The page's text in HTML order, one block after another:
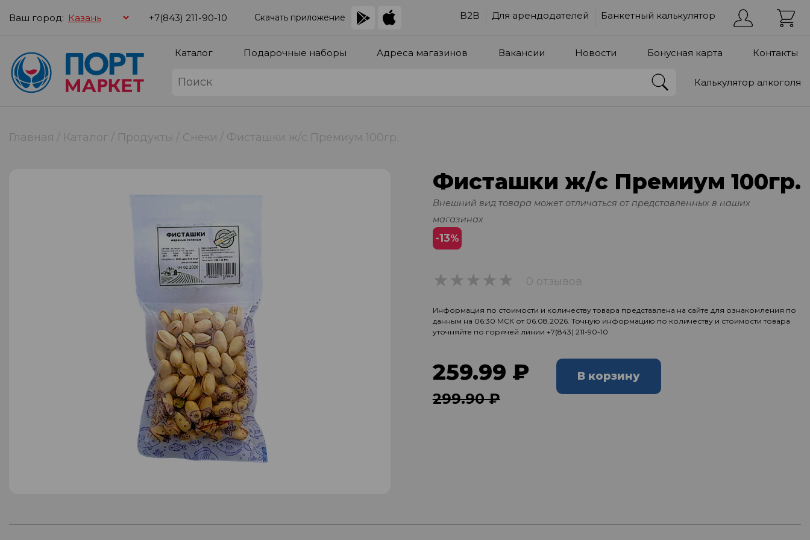
Ваш город: +7(843) 211-90-10 Скачать приложение B2B Для арендодателей Банкетный калькулятор
Каталог Подарочные наборы Адреса магазинов Вакансии Новости Бонусная карта Контакты
Калькулятор алкоголя
Главная Каталог Продукты Снеки Фисташки ж/с Премиум 100гр.
Фисташки ж/с Премиум 100гр.
Внешний вид товара может отличаться от представленных в наших
магазинах
-13%
0 отзывов
Информация по стоимости и количеству товара представлена на сайте для ознакомления по
данным на 06:30 МСК от 06.08.2026. Точную информацию по количеству и стоимости товара
уточняйте по горячей линии +7(843) 211-90-10
259.99 ₽
299.90 ₽
В корзину